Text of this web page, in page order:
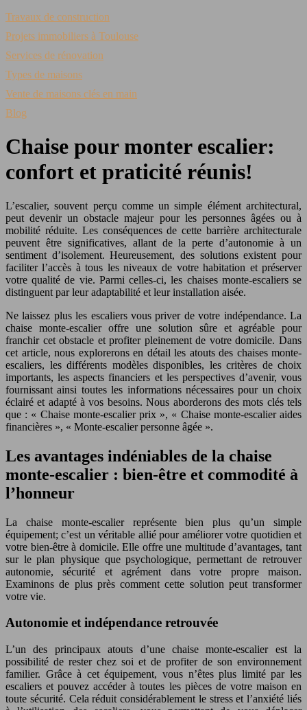
Travaux de construction
Projets immobiliers à Toulouse
Services de rénovation
Types de maisons
Vente de maisons clés en main
Blog
Chaise pour monter escalier:
confort et praticité réunis!
L’escalier, souvent perçu comme un simple élément architectural,
peut devenir un obstacle majeur pour les personnes âgées ou à
mobilité réduite. Les conséquences de cette barrière architecturale
peuvent être significatives, allant de la perte d’autonomie à un
sentiment d’isolement. Heureusement, des solutions existent pour
faciliter l’accès à tous les niveaux de votre habitation et préserver
votre qualité de vie. Parmi celles-ci, les chaises monte-escaliers se
distinguent par leur adaptabilité et leur installation aisée.
Ne laissez plus les escaliers vous priver de votre indépendance. La
chaise monte-escalier offre une solution sûre et agréable pour
franchir cet obstacle et profiter pleinement de votre domicile. Dans
cet article, nous explorerons en détail les atouts des chaises monte-
escaliers, les différents modèles disponibles, les critères de choix
importants, les aspects financiers et les perspectives d’avenir, vous
fournissant ainsi toutes les informations nécessaires pour un choix
éclairé et adapté à vos besoins. Nous aborderons des mots clés tels
que : « Chaise monte-escalier prix », « Chaise monte-escalier aides
financières », « Monte-escalier personne âgée ».
Les avantages indéniables de la chaise
monte-escalier : bien-être et commodité à
l’honneur
La chaise monte-escalier représente bien plus qu’un simple
équipement; c’est un véritable allié pour améliorer votre quotidien et
votre bien-être à domicile. Elle offre une multitude d’avantages, tant
sur le plan physique que psychologique, permettant de retrouver
autonomie, sécurité et agrément dans votre propre maison.
Examinons de plus près comment cette solution peut transformer
votre vie.
Autonomie et indépendance retrouvée
L’un des principaux atouts d’une chaise monte-escalier est la
possibilité de rester chez soi et de profiter de son environnement
familier. Grâce à cet équipement, vous n’êtes plus limité par les
escaliers et pouvez accéder à toutes les pièces de votre maison en
toute sécurité. Cela réduit considérablement le stress et l’anxiété liés